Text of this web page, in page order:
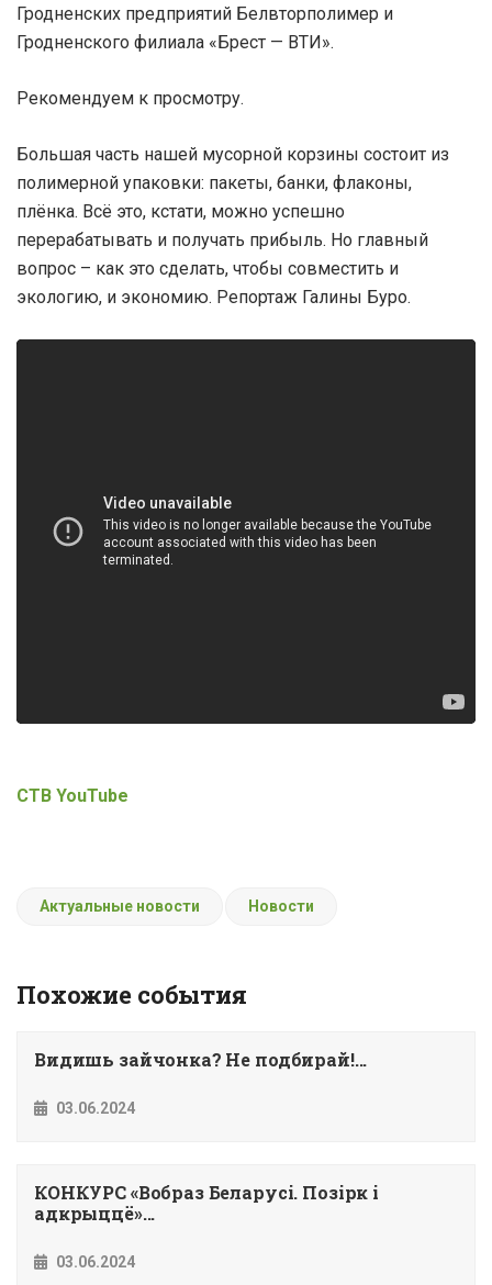
Гродненских предприятий Белвторполимер и
Гродненского филиала «Брест — ВТИ».
Рекомендуем к просмотру.
Большая часть нашей мусорной корзины состоит из
полимерной упаковки: пакеты, банки, флаконы,
плёнка. Всё это, кстати, можно успешно
перерабатывать и получать прибыль. Но главный
вопрос – как это сделать, чтобы совместить и
экологию, и экономию. Репортаж Галины Буро.
СТВ YouTube
Актуальные новости Новости
Похожие события
Видишь зайчонка? Не подбирай!...
03.06.2024
КОНКУРС «Вобраз Беларусi. Позiрк i
адкрыццё»...
03.06.2024